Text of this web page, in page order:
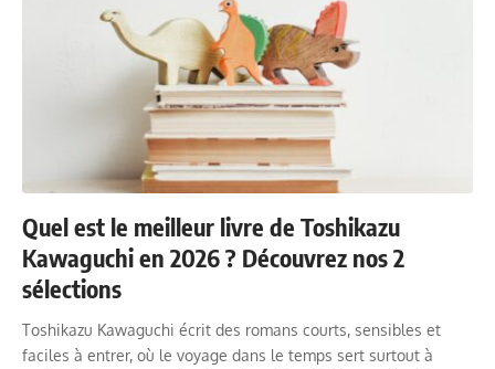
Quel est le meilleur livre de Toshikazu
Kawaguchi en 2026 ? Découvrez nos 2
sélections
Toshikazu Kawaguchi écrit des romans courts, sensibles et
faciles à entrer, où le voyage dans le temps sert surtout à